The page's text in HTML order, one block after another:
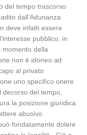
del tempo trascorso
dall’Adunanza
deve infatti essere
pubblico, in
della
non è idoneo ad
al privato
uno specifico onere
del tempo,
la posizione giuridica
abusivo
fondatamente dolere